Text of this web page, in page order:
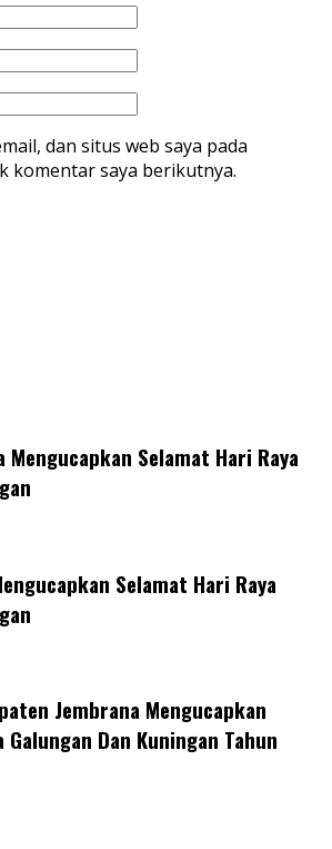
dan situs web saya pada
komentar saya berikutnya.
Mengucapkan Selamat Hari Raya
Selamat Hari Raya
Jembrana Mengucapkan
Galungan Dan Kuningan Tahun